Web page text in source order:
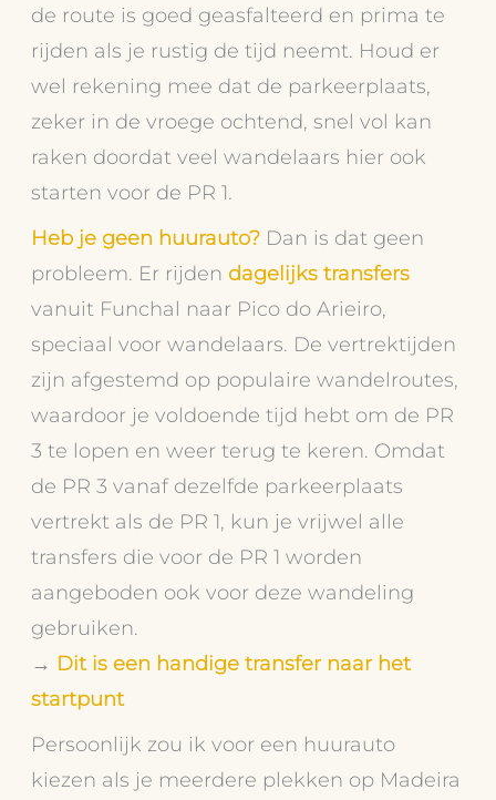
de route is goed geasfalteerd en prima te
rijden als je rustig de tijd neemt. Houd er
wel rekening mee dat de parkeerplaats,
zeker in de vroege ochtend, snel vol kan
raken doordat veel wandelaars hier ook
starten voor de PR 1.
Heb je geen huurauto? Dan is dat geen
probleem. Er rijden dagelijks transfers
vanuit Funchal naar Pico do Arieiro,
speciaal voor wandelaars. De vertrektijden
zijn afgestemd op populaire wandelroutes,
waardoor je voldoende tijd hebt om de PR
3 te lopen en weer terug te keren. Omdat
de PR 3 vanaf dezelfde parkeerplaats
vertrekt als de PR 1, kun je vrijwel alle
transfers die voor de PR 1 worden
aangeboden ook voor deze wandeling
gebruiken.
→ Dit is een handige transfer naar het
startpunt
Persoonlijk zou ik voor een huurauto
kiezen als je meerdere plekken op Madeira